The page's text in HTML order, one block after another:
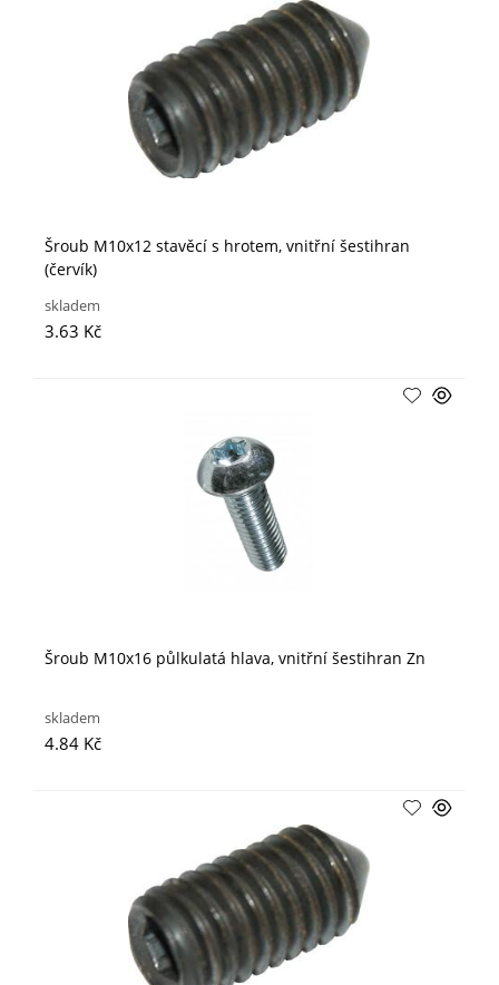
Šroub M10x12 stavěcí s hrotem, vnitřní šestihran
(červík)
skladem
3.63 Kč
Šroub M10x16 půlkulatá hlava, vnitřní šestihran Zn
skladem
4.84 Kč